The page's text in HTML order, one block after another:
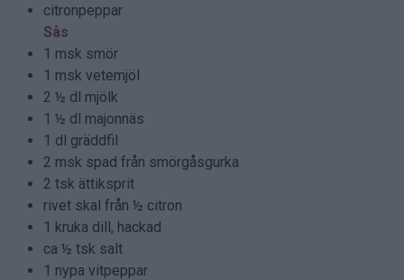
citronpeppar
Sås
1 msk smör
1 msk vetemjöl
2 ½ dl mjölk
1 ½ dl majonnäs
1 dl gräddfil
2 msk spad från smörgåsgurka
2 tsk ättiksprit
rivet skal från ½ citron
1 kruka dill, hackad
ca ½ tsk salt
1 nypa vitpeppar